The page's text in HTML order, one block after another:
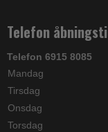
Telefon
Telefon 6915 8085
Mandag
Tirsdag
Onsdag
Torsdag